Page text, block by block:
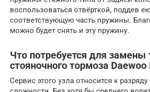
воспользоваться отвёрткой, поддев
соответствующую часть пружины.
можно будет снять и эту пружину.
Что потребуется для замены
стояночного тормоза
Сервис этого узла относится к